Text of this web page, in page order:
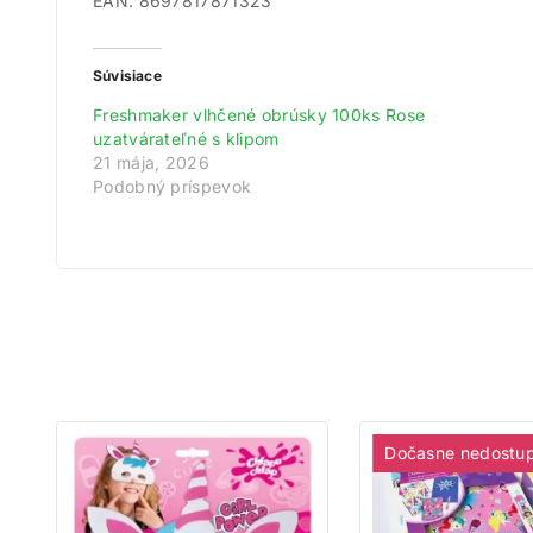
Súvisiace
Freshmaker vlhčené obrúsky 100ks Rose
uzatvárateľné s klipom
21 mája, 2026
Podobný príspevok
Dočasne